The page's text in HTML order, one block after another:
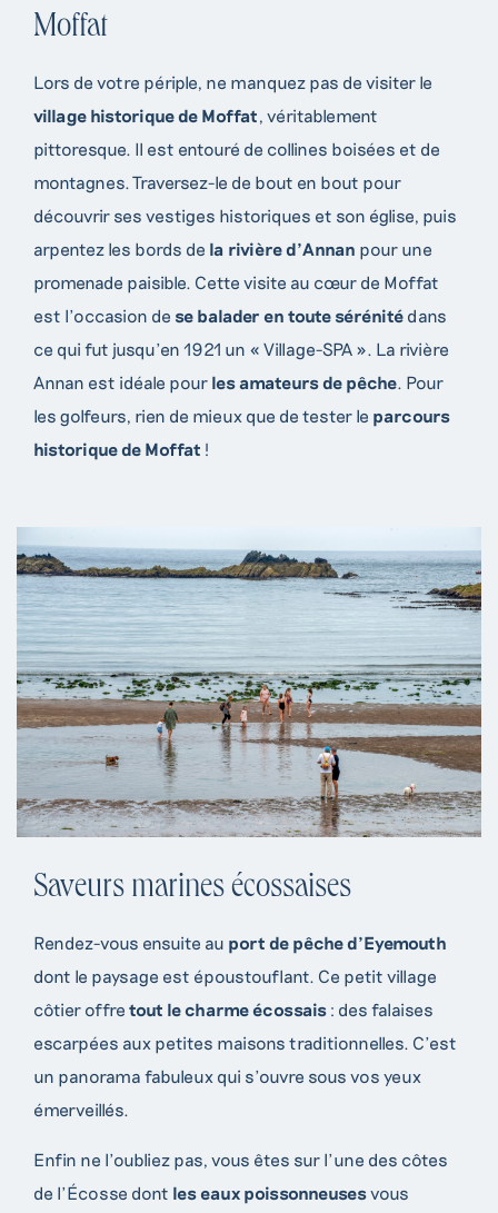
Moffat
Lors de votre périple, ne manquez pas de visiter le
village historique de Moffat, véritablement
pittoresque. Il est entouré de collines boisées et de
montagnes. Traversez-le de bout en bout pour
découvrir ses vestiges historiques et son église, puis
arpentez les bords de la rivière d’Annan pour une
promenade paisible. Cette visite au cœur de Moffat
est l’occasion de se balader en toute sérénité dans
ce qui fut jusqu’en 1921 un « Village-SPA ». La rivière
Annan est idéale pour les amateurs de pêche. Pour
les golfeurs, rien de mieux que de tester le parcours
historique de Moffat !
Saveurs marines écossaises
Rendez-vous ensuite au port de pêche d’Eyemouth
dont le paysage est époustouflant. Ce petit village
côtier offre tout le charme écossais : des falaises
escarpées aux petites maisons traditionnelles. C’est
un panorama fabuleux qui s’ouvre sous vos yeux
émerveillés.
Enfin ne l’oubliez pas, vous êtes sur l’une des côtes
de l’Écosse dont les eaux poissonneusesvous